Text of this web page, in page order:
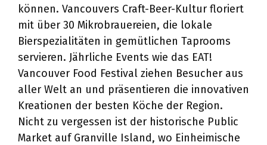
können. Vancouvers Craft-Beer-Kultur floriert
mit über 30 Mikrobrauereien, die lokale
Bierspezialitäten in gemütlichen Taprooms
servieren. Jährliche Events wie das EAT!
Vancouver Food Festival ziehen Besucher aus
aller Welt an und präsentieren die innovativen
Kreationen der besten Köche der Region.
Nicht zu vergessen ist der historische Public
Market auf Granville Island, wo Einheimische